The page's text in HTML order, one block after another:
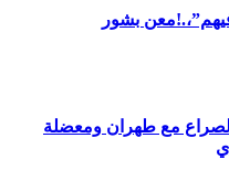
بشور
مع طهران ومعضلة